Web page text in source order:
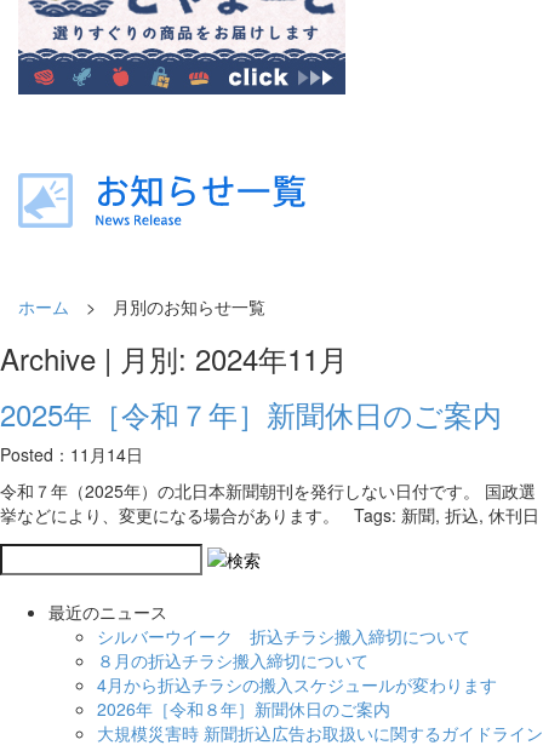
ホーム > 月別のお知らせ一覧
Archive | 月別: 2024年11月
2025年［令和７年］新聞休日のご案内
Posted：11月14日
令和７年（2025年）の北日本新聞朝刊を発行しない日付です。 国政選
挙などにより、変更になる場合があります。 Tags: 新聞, 折込, 休刊日
最近のニュース
シルバーウイーク 折込チラシ搬入締切について
８月の折込チラシ搬入締切について
4月から折込チラシの搬入スケジュールが変わります
2026年［令和８年］新聞休日のご案内
大規模災害時 新聞折込広告お取扱いに関するガイドライン